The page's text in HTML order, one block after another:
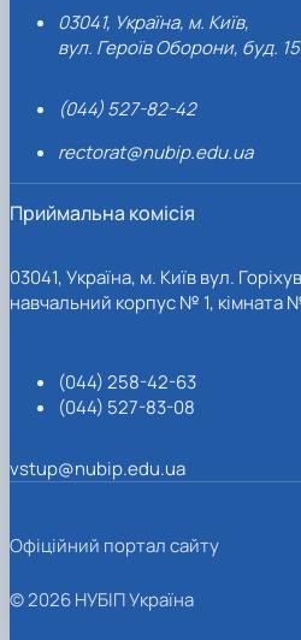
03041, Україна, м. Київ,
вул. Героїв Оборони, буд.
(044) 527-82-42
rectorat@nubip.edu.ua
Приймальна комісія
03041, Україна, м. Київ вул.
навчальний корпус № 1, кімната
(044) 258-42-63
(044) 527-83-08
vstup@nubip.edu.ua
Офіційний портал сайту
© 2026 НУБІП Україна